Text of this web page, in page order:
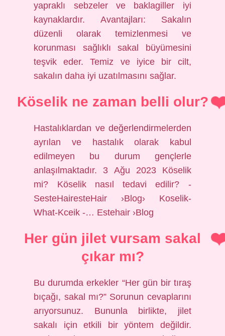
yapraklı sebzeler ve baklagiller iyi
kaynaklardır. Avantajları: Sakalın
düzenli olarak temizlenmesi ve
korunması sağlıklı sakal büyümesini
teşvik eder. Temiz ve iyice bir cilt,
sakalın daha iyi uzatılmasını sağlar.
Köselik ne zaman belli olur?
Hastalıklardan ve değerlendirmelerden
ayrılan ve hastalık olarak kabul
edilmeyen bu durum gençlerle
anlaşılmaktadır. 3 Ağu 2023 Köselik
mi? Köselik nasıl tedavi edilir? -
SesteHairesteHair ›Blog› Koselik-
What-Kceik -… Estehair ›Blog
Her gün jilet vursam sakal
çıkar mı?
Bu durumda erkekler “Her gün bir tıraş
bıçağı, sakal mı?” Sorunun cevaplarını
arıyorsunuz. Bununla birlikte, jilet
sakalı için etkili bir yöntem değildir.